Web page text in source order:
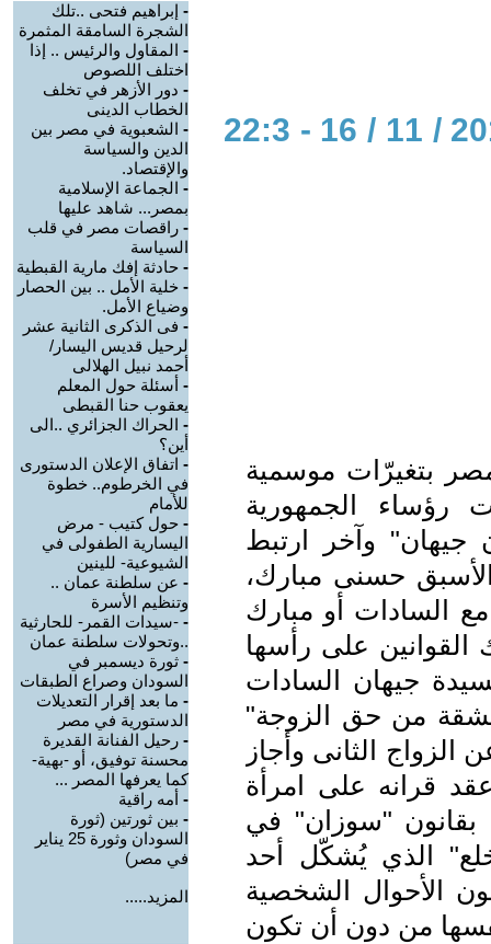
الحوار المتمدن-العدد: 6410 - 2019 / 11 / 16 - 22:3
بتغيرّات موسمية
الجمهورية
جيهان" وآخر ارتبط
حسنى مبارك،
السادات أو مبارك
على رأسها
جيهان السادات
من حق الزوجة"
الزواج الثانى وأجاز
قرانه على امرأة
بقانون "سوزان" في
الخلع" الذي يُشكّل أحد
الأحوال الشخصية
من دون أن تكون
- إبراهيم فتحى ..تلك
الشجرة السامقة المثمرة
- المقاول والرئيس .. إذا
اختلف اللصوص
- دور الأزهر في تخلف
الخطاب الدينى
- الشعبوية في مصر بين
الدين والسياسة
والإقتصاد.
- الجماعة الإسلامية
بمصر... شاهد عليها
- راقصات مصر في قلب
السياسة
- حادثة إفك مارية القبطية
- خلية الأمل .. بين الحصار
وضياع الأمل.
- فى الذكرى الثانية عشر
لرحيل قديس اليسار/
أحمد نبيل الهلالى
- أسئلة حول المعلم
يعقوب حنا القبطى
- الحراك الجزائري ..الى
أين؟
- اتفاق الإعلان الدستورى
في الخرطوم.. خطوة
للأمام
- حول كتيب - مرض
اليسارية الطفولى في
الشيوعية- للينين
- عن سلطنة عمان ..
وتنظيم الأسرة
- -سيدات القمر- للحارثية
..وتحولات سلطنة عمان
- ثورة ديسمبر في
السودان وصراع الطبقات
- ما بعد إقرار التعديلات
الدستورية في مصر
- رحيل الفنانة القديرة
محسنة توفيق، أو -بهية-
كما يعرفها المصر ...
- أمه راقية
- بين ثورتين (ثورة
السودان وثورة 25 يناير
في مصر)
المزيد.....